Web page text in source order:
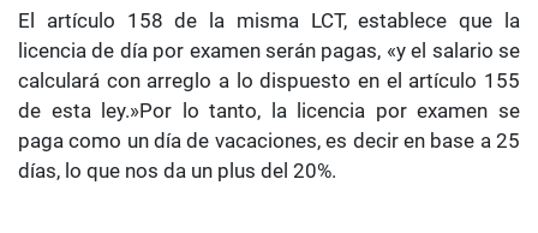
El artículo 158 de la misma LCT, establece que la
licencia de día por examen serán pagas, «y el salario se
calculará con arreglo a lo dispuesto en el artículo 155
de esta ley.»Por lo tanto, la licencia por examen se
paga como un día de vacaciones, es decir en base a 25
días, lo que nos da un plus del 20%.